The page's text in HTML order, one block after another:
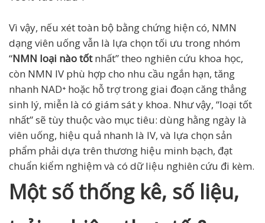
Vì vậy, nếu xét toàn bộ bằng chứng hiện có, NMN
dạng viên uống vẫn là lựa chọn tối ưu trong nhóm
“NMN loại nào tốtnhất” theo nghiên cứu khoa học,
còn NMN IV phù hợp cho nhu cầu ngắn hạn, tăng
nhanh NAD⁺ hoặc hỗ trợ trong giai đoạn căng thẳng
sinh lý, miễn là có giám sát y khoa. Như vậy, “loại tốt
nhất” sẽ tùy thuộc vào mục tiêu: dùng hằng ngày là
viên uống, hiệu quả nhanh là IV, và lựa chọn sản
phẩm phải dựa trên thương hiệu minh bạch, đạt
chuẩn kiểm nghiệm và có dữ liệu nghiên cứu đi kèm.
Một số thống kê, số liệu,